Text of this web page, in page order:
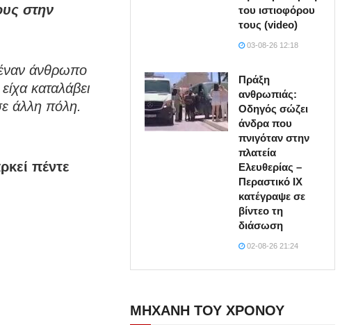
στην
άνθρωπο
καταλάβει
άλλη πόλη.
πέντε
του ιστιοφόρου
τους (video)
03-08-26 12:18
Πράξη
ανθρωπιάς:
Οδηγός σώζει
άνδρα που
πνιγόταν στην
πλατεία
Ελευθερίας –
Περαστικό ΙΧ
κατέγραψε σε
βίντεο τη
διάσωση
02-08-26 21:24
ΜΗΧΑΝΗ ΤΟΥ ΧΡΟΝΟΥ